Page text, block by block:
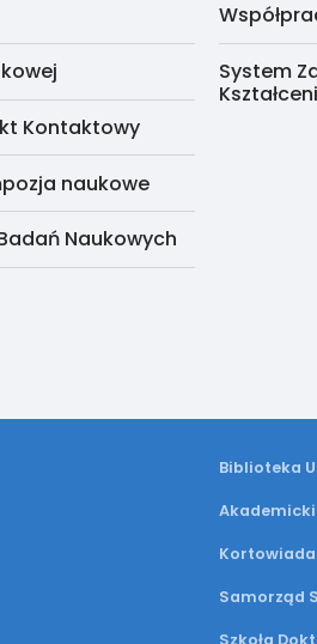
Kontaktowy
naukowe
Naukowych
System
Biblioteka
Samorząd
Szkoła